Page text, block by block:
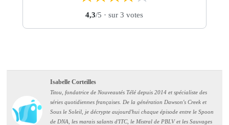
4,3/5 · sur 3 votes
Isabelle Corteilles
Titou, fondatrice de Nouveautés Télé depuis 2014 et spécialiste des
séries quotidiennes françaises. De la génération Dawson's Creek et
Sous le Soleil, je décrypte aujourd'hui chaque épisode entre le Spoon
de DNA, les marais salants d'ITC, le Mistral de PBLV et les Sauvages